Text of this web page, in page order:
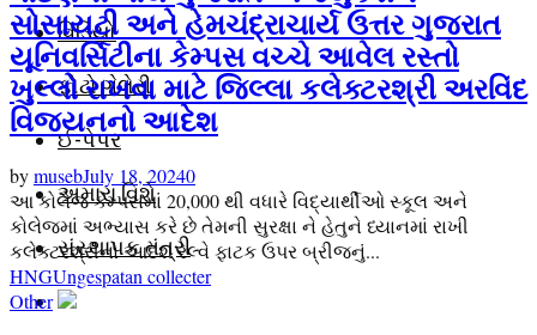
વિડિયો
ફોટો ગેલેરી
ઈ-પેપર
અમારા વિશે
સંસ્થાપક તંત્રી
સોસાયટી અને હેમચંદ્રાચાર્ય ઉત્તર ગુજરાત
યૂનિવર્સિટીના કેમ્પસ વચ્ચે આવેલ રસ્તો
ખુલ્લો રાખવા માટે જિલ્લા કલેક્ટરશ્રી અરવિંદ
વિજયનનો આદેશ
bymusebJuly 18, 20240
આ કોલેજ કેમ્પસમાં 20,000 થી વધારે વિદ્યાર્થીઓ સ્કૂલ અને
કોલેજમાં અભ્યાસ કરે છે તેમની સુરક્ષા ને હેતુને ધ્યાનમાં રાખી
કલેક્ટરશ્રીનો આદેશ રેલ્વે ફાટક ઉપર બ્રીજનું...
HNGUngespatan collecter
Other